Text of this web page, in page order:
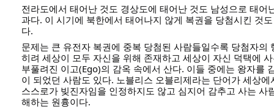
전라도에서 태어난 것도 경상도에 태어난 것도 남성으로 태어
과다. 이 시기에 북한에서 태어나지 않게 복권을 당첨시킨 것
다.
문제는 큰 유전자 복권에 중복 당첨된 사람들일수록 당첨자의
히려 세상이 모두 자신을 위해 존재하고 세상이 자신 덕택에
부풀려진 이고(Ego)의 감옥 속에서 산다. 이들 중에는 왕자를
이 되었던 사람도 있다. 노블리스 오블리제라는 단어가 세상
스스로가 빚진자임을 인정하지도 않고 심지어 감추고 사는 사
해하는 원흉이다.